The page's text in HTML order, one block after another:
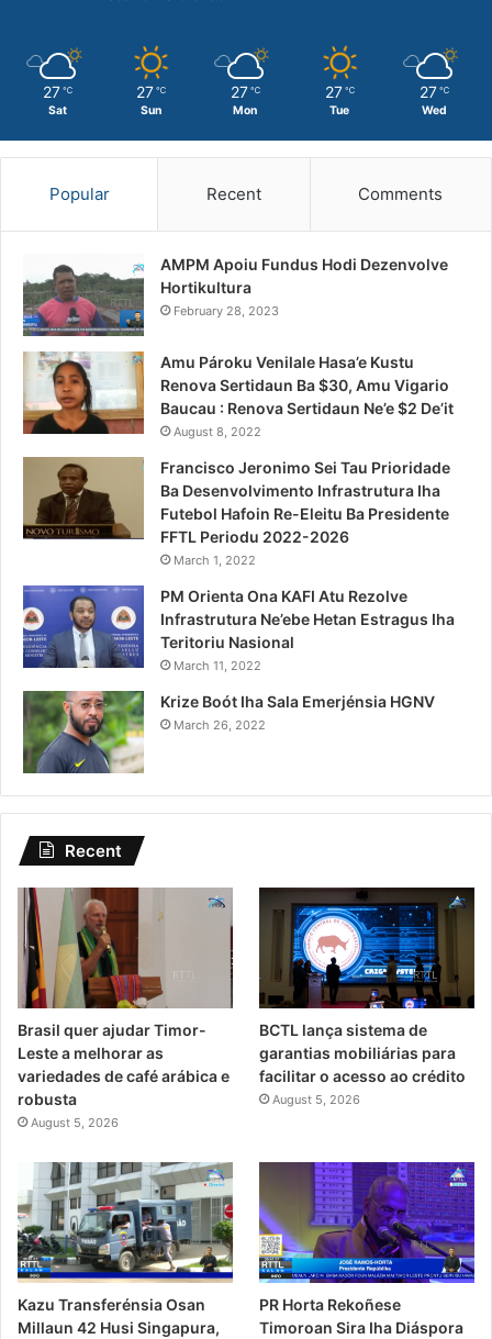
27 ℃
Sat
27 ℃
Sun
27 ℃
Mon
27 ℃
Tue
27 ℃
Wed
Popular Recent Comments
AMPM Apoiu Fundus Hodi Dezenvolve
Hortikultura
February 28, 2023
Amu Pároku Venilale Hasa’e Kustu
Renova Sertidaun Ba $30, Amu Vigario
Baucau : Renova Sertidaun Ne’e $2 De’it
August 8, 2022
Francisco Jeronimo Sei Tau Prioridade
Ba Desenvolvimento Infrastrutura Iha
Futebol Hafoin Re-Eleitu Ba Presidente
FFTL Periodu 2022-2026
March 1, 2022
PM Orienta Ona KAFI Atu Rezolve
Infrastrutura Ne’ebe Hetan Estragus Iha
Teritoriu Nasional
March 11, 2022
Krize Boót Iha Sala Emerjénsia HGNV
March 26, 2022
Recent
Brasil quer ajudar Timor-
Leste a melhorar as
variedades de café arábica e
robusta
August 5, 2026
BCTL lança sistema de
garantias mobiliárias para
facilitar o acesso ao crédito
August 5, 2026
Kazu Transferénsia Osan
Millaun 42 Husi Singapura,
PR Horta Rekoñese
Timoroan Sira Iha Diáspora